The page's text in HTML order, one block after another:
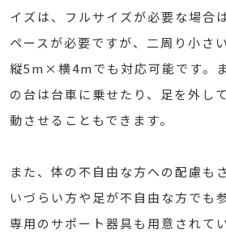
イズは、フルサイズが必要な場
ペースが必要ですが、二周り小さ
縦5m×横4mでも対応可能です。
の台は台車に乗せたり、足を外し
動させることもできます。
また、体の不自由な方への配慮も
いづらい方や足が不自由な方でも
専用のサポート器具も用意されてい